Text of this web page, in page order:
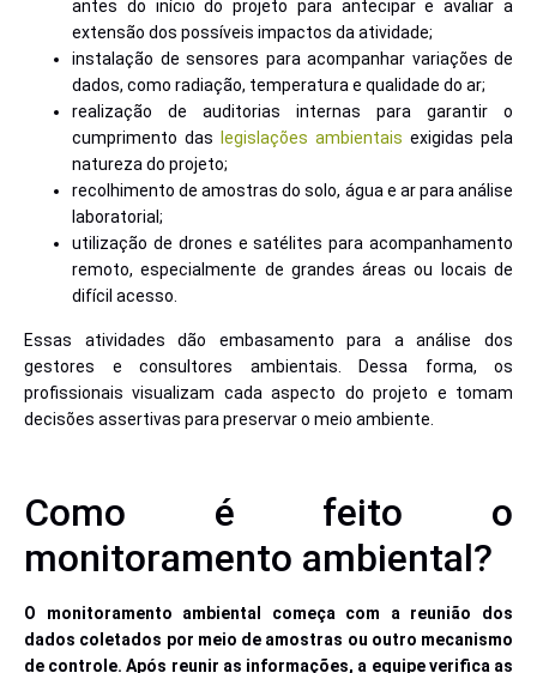
antes do início do projeto para antecipar e avaliar a
extensão dos possíveis impactos da atividade;
instalação de sensores para acompanhar variações de
dados, como radiação, temperatura e qualidade do ar;
realização de auditorias internas para garantir o
cumprimento das
legislações ambientais exigidas pela
natureza do projeto;
recolhimento de amostras do solo, água e ar para análise
laboratorial;
utilização de drones e satélites para acompanhamento
remoto, especialmente de grandes áreas ou locais de
difícil acesso.
Essas atividades dão embasamento para a análise dos
gestores e consultores ambientais. Dessa forma, os
profissionais visualizam cada aspecto do projeto e tomam
decisões assertivas para preservar o meio ambiente.
Como é feito o
monitoramento ambiental?
O monitoramento ambiental começa com a reunião dos
dados coletados por meio de amostras ou outro mecanismo
de controle. Após reunir as informações, a equipe verifica as